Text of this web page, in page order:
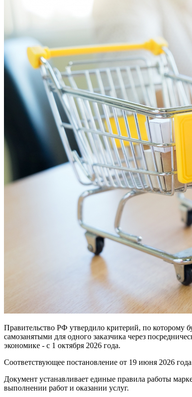
Правительство РФ утвердило критерий, по которому
самозанятыми для одного заказчика через
экономике - с 1 октября 2026 года.
Соответствующее постановление от 19 июня 2026
Документ устанавливает единые правила работы
выполнении работ и оказании услуг.